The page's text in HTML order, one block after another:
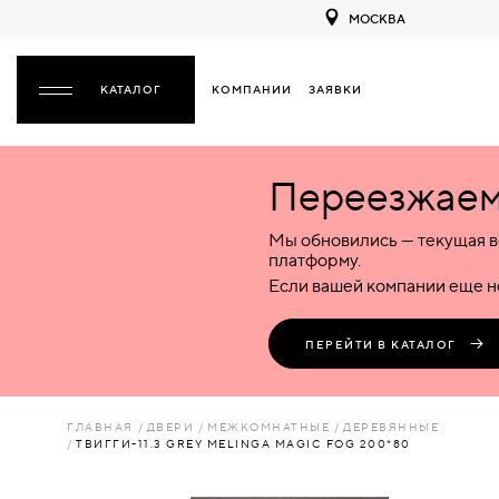
МОСКВА
КОМПАНИИ ЗАЯВКИ
НАЗАД
ПЛАСТИКОВЫЕ
КОМБИНИРОВАННЫЕ
ЛЮКИ
Межкомнатные
Деревянные
Пластиковые
Комбинированные
Входные
Металлические
Пластиковые
Стеклянные
Комбинированные
Специализированные
Металлические
Пластиковые
Стеклянные
Комбинированные
Мы обновились — текущая
платформу.
Если вашей компании еще
ПЕРЕЙТИ В КАТАЛОГ
ГЛАВНАЯ ДВЕРИ МЕЖКОМНАТНЫЕ
ДЕРЕВЯННЫЕ
ТВИГГИ-11.3 GREY MELINGA MAGIC FOG 200*80